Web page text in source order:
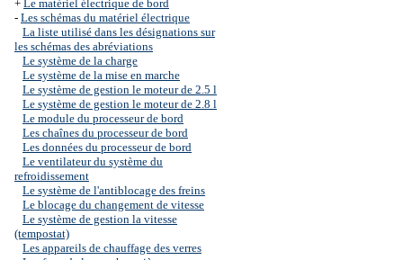
+ Le matériel électrique de bord
- Les schémas du matériel électrique
La liste utilisé dans les désignations sur
les schémas des abréviations
Le système de la charge
Le système de la mise en marche
Le système de gestion le moteur de 2.5 l
Le système de gestion le moteur de 2.8 l
Le module du processeur de bord
Les chaînes du processeur de bord
Les données du processeur de bord
Le ventilateur du système du
refroidissement
Le système de l'antiblocage des freins
Le blocage du changement de vitesse
Le système de gestion la vitesse
(tempostat)
Les appareils de chauffage des verres